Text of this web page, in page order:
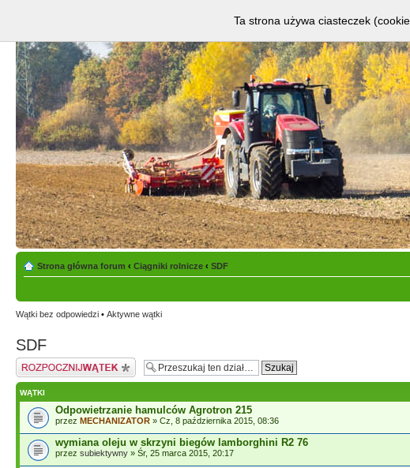
Strona główna forum ‹ Ciągniki rolnicze ‹ SDF
Wątki bez odpowiedzi • Aktywne wątki
SDF
Napisz wątek
WĄTKI
Odpowietrzanie hamulców Agrotron 215
przez MECHANIZATOR » Cz, 8 października 2015, 08:36
wymiana oleju w skrzyni biegów lamborghini R2 76
przez subiektywny » Śr, 25 marca 2015, 20:17
Ta strona używa ciasteczek